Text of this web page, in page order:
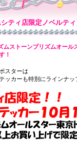
ティ店限定ノベルティ
ストーンプリズムオール
！
スターは
ッカーも特別にラインナッ